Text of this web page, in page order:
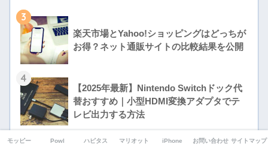
3
楽天市場とYahoo!ショッピングはどっちが
お得？ネット通販サイトの比較結果を公開
4
【2025年最新】Nintendo Switchドック代
替おすすめ｜小型HDMI変換アダプタでテ
レビ出力する方法
5
モッピー Powl ハピタス マリオット iPhone お問い合わせ サイトマップ